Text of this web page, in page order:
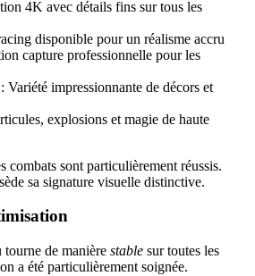
4K avec détails fins sur tous les
disponible pour un réalisme accru
capture professionnelle pour les
: Variété impressionnante de décors et
explosions et magie de haute
combats sont particulièrement réussis.
sa signature visuelle distinctive.
de manière stable sur toutes les
a été particulièrement soignée.